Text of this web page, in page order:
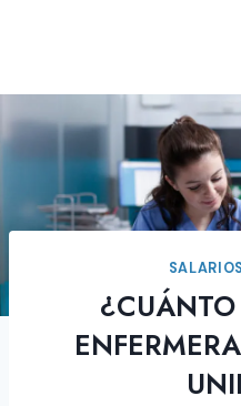
SALARIOS